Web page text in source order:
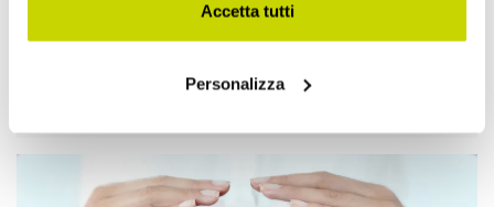
Accetta tutti
Personalizza
Approfittane subito!